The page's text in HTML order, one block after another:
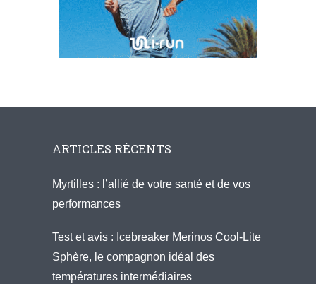
ARTICLES RÉCENTS
Myrtilles : l’allié de votre santé et de vos
performances
Test et avis : Icebreaker Merinos Cool-Lite
Sphère, le compagnon idéal des
températures intermédiaires